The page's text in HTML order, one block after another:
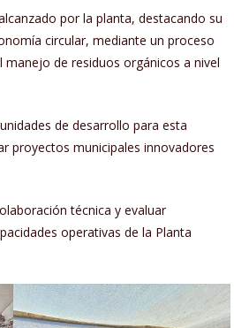
por la planta, destacando su
circular, mediante un proceso
de residuos orgánicos a nivel
de desarrollo para esta
proyectos municipales innovadores
técnica y evaluar
operativas de la Planta